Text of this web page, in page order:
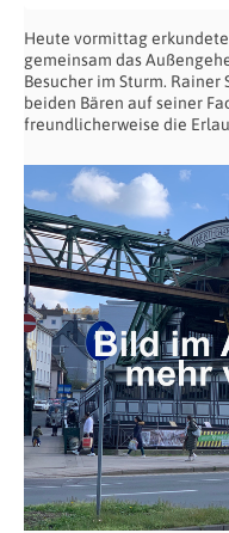
Heute vormittag
gemeinsam das
Besucher im Sturm.
beiden Bären auf seiner
freundlicherweise die